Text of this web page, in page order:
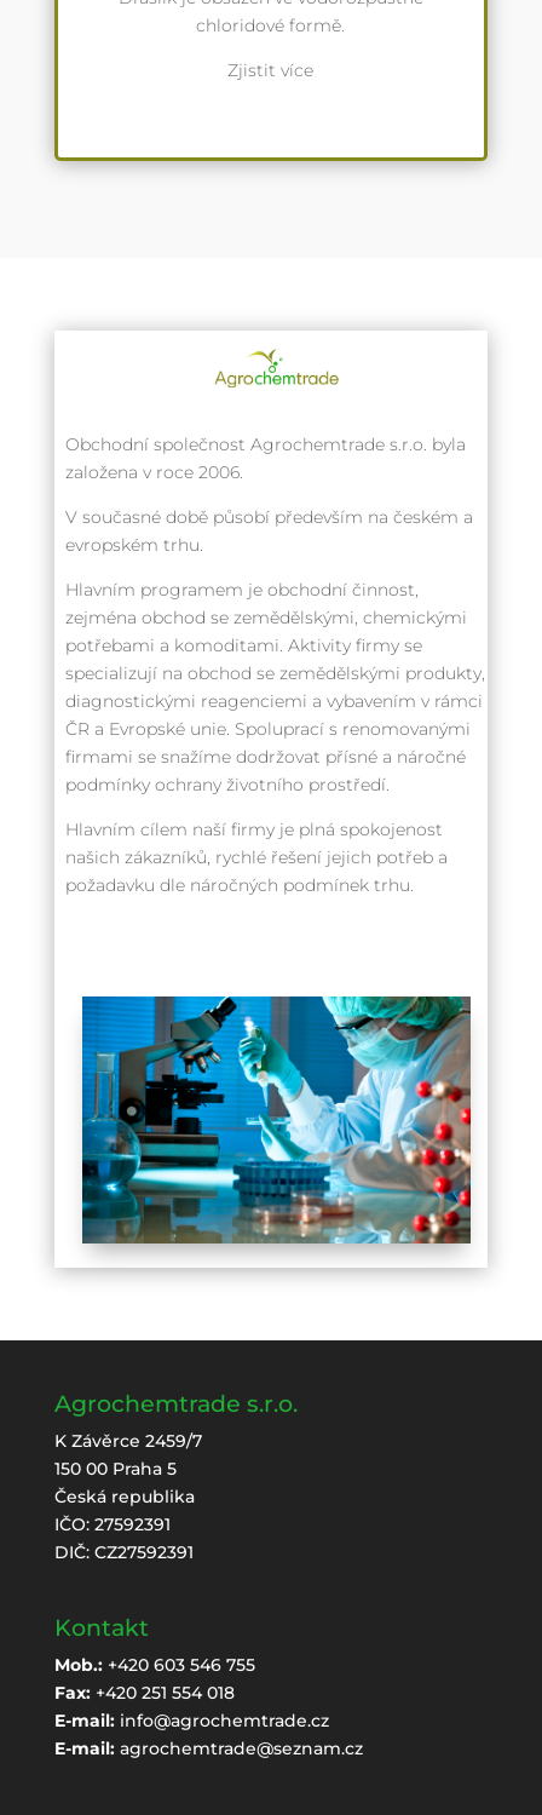
chloridové formě.
Zjistit více
Obchodní společnost Agrochemtrade s.r.o. byla
založena v roce 2006.
V současné době působí především na českém a
evropském trhu.
Hlavním programem je obchodní činnost,
zejména obchod se zemědělskými, chemickými
potřebami a komoditami. Aktivity firmy se
specializují na obchod se zemědělskými produkty,
diagnostickými reagenciemi a vybavením v rámci
ČR a Evropské unie. Spoluprací s renomovanými
firmami se snažíme dodržovat přísné a náročné
podmínky ochrany životního prostředí.
Hlavním cílem naší firmy je plná spokojenost
našich zákazníků, rychlé řešení jejich potřeb a
požadavku dle náročných podmínek trhu.
Agrochemtrade s.r.o.
K Závěrce 2459/7
150 00 Praha 5
Česká republika
IČO: 27592391
DIČ: CZ27592391
Kontakt
Mob.:+420 603 546 755
Fax:+420 251 554 018
E-mail: info@agrochemtrade.cz
E-mail: agrochemtrade@seznam.cz